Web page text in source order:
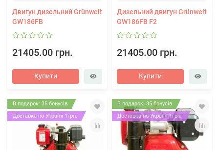
Двигун дизельний Grünwelt
GW186FВ
21405.00 грн.
Купити
Дизельний двигун Grünwelt
GW186FВ F2
21405.00 грн.
Купити
В подарок: 35 бонусів
Доставка по Україні 1грн.
В подарок: 35 бонусів
Доставка по Україні 1грн.